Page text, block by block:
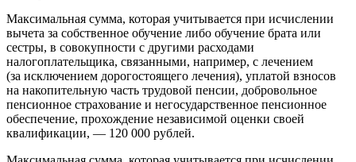
Максимальная сумма, которая учитывается при исчислении
вычета за собственное обучение либо обучение брата или
сестры, в совокупности с другими расходами
налогоплательщика, связанными, например, с лечением
(за исключением дорогостоящего лечения), уплатой взносов
на накопительную часть трудовой пенсии, добровольное
пенсионное страхование и негосударственное пенсионное
обеспечение, прохождение независимой оценки своей
квалификации, — 120 000 рублей.